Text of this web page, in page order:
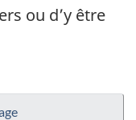
ou d’y être